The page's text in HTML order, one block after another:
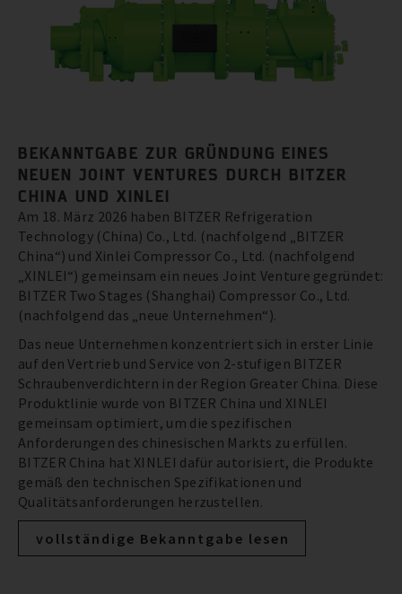
BEKANNTGABE ZUR GRÜNDUNG EINES
NEUEN JOINT VENTURES DURCH BITZER
CHINA UND XINLEI
Am 18. März 2026 haben BITZER Refrigeration
Technology (China) Co., Ltd. (nachfolgend „BITZER
China“) und Xinlei Compressor Co., Ltd. (nachfolgend
„XINLEI“) gemeinsam ein neues Joint Venture gegründet:
BITZER Two Stages (Shanghai) Compressor Co., Ltd.
(nachfolgend das „neue Unternehmen“).
Das neue Unternehmen konzentriert sich in erster Linie
auf den Vertrieb und Service von 2-stufigen BITZER
Schraubenverdichtern in der Region Greater China. Diese
Produktlinie wurde von BITZER China und XINLEI
gemeinsam optimiert, um die spezifischen
Anforderungen des chinesischen Markts zu erfüllen.
BITZER China hat XINLEI dafür autorisiert, die Produkte
gemäß den technischen Spezifikationen und
Qualitätsanforderungen herzustellen.
vollständige Bekanntgabe lesen